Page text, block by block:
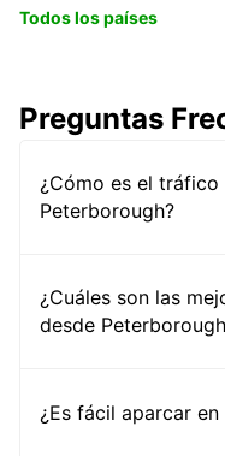
Todos los países
Preguntas
¿Cómo es el
Peterborough?
¿Cuáles son las
desde
¿Es fácil aparcar